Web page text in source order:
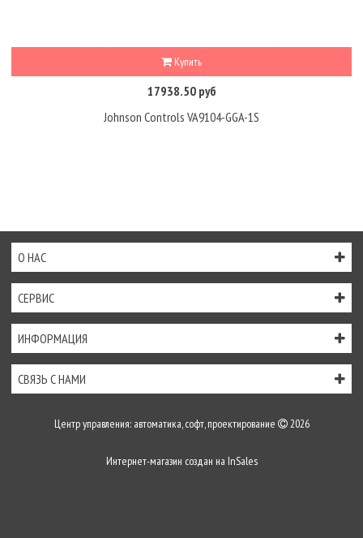
Купить
17938.50 руб
Johnson Controls VA9104-GGA-1S
О НАС
СЕРВИС
ИНФОРМАЦИЯ
СВЯЗЬ С НАМИ
Центр управления: автоматика, софт, проектирование 2026
Интернет-магазин создан на InSales